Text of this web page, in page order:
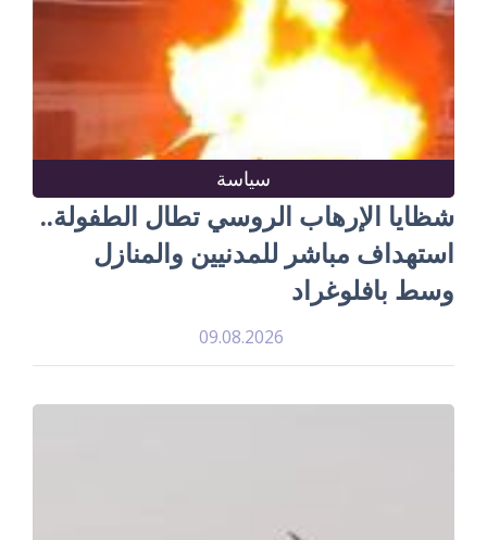
سياسة
شظايا الإرهاب الروسي تطال الطفولة..
استهداف مباشر للمدنيين والمنازل
وسط بافلوغراد
09.08.2026